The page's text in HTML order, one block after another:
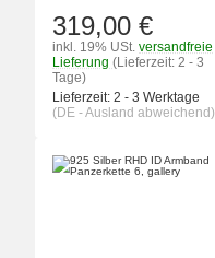
319,00 €
inkl. 19% USt. versandfreie
Lieferung (Lieferzeit: 2 - 3
Tage)
Lieferzeit: 2 - 3 Werktage
(DE - Ausland abweichend)